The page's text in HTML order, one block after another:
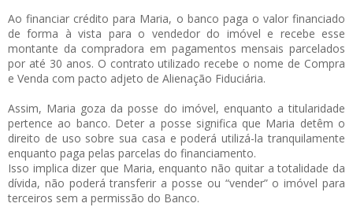
Ao financiar crédito para Maria, o banco paga o valor financiado
de forma à vista para o vendedor do imóvel e recebe esse
montante da compradora em pagamentos mensais parcelados
por até 30 anos. O contrato utilizado recebe o nome de Compra
e Venda com pacto adjeto de Alienação Fiduciária.
Assim, Maria goza da posse do imóvel, enquanto a titularidade
pertence ao banco. Deter a posse significa que Maria detêm o
direito de uso sobre sua casa e poderá utilizá-la tranquilamente
enquanto paga pelas parcelas do financiamento.
Isso implica dizer que Maria, enquanto não quitar a totalidade da
dívida, não poderá transferir a posse ou “vender” o imóvel para
terceiros sem a permissão do Banco.